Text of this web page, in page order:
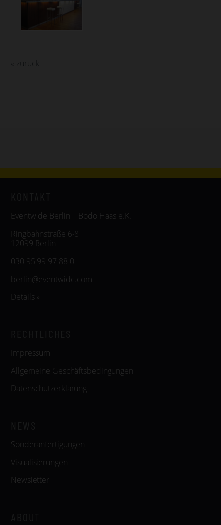
« zurück
Eventwide Berlin | Bodo Haas e.K.
Ringbahnstraße 6-8
12099 Berlin
030 95 99 97 88 0
berlin@eventwide.com
Details »
Impressum
Allgemeine Geschäftsbedingungen
Datenschutzerklärung
Sonderanfertigungen
Visualisierungen
Newsletter